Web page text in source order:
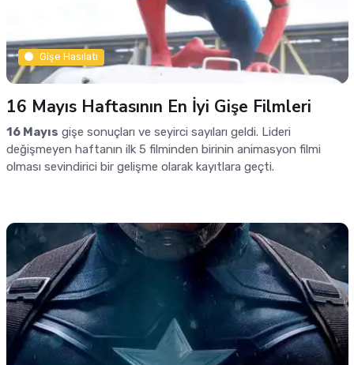
Gişe Hasılatı
16 Mayıs Haftasının En İyi Gişe Filmleri
16 Mayıs gişe sonuçları ve seyirci sayıları geldi. Lideri
değişmeyen haftanın ilk 5 filminden birinin animasyon filmi
olması sevindirici bir gelişme olarak kayıtlara geçti.